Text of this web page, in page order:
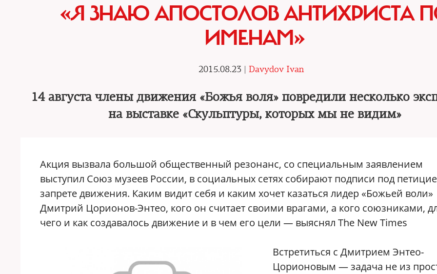
«Я ЗНАЮ АПОСТОЛОВ АНТИХРИСТА
ИМЕНАМ»
2015.08.23 | Davydov Ivan
14 августа члены движения «Божья воля» повредили несколько
на выставке «Скульптуры, которых мы не видим»
Акция вызвала большой общественный резонанс, со специальным заявлением
выступил Союз музеев России, в социальных сетях собирают подписи под
запрете движения. Каким видит себя и каким хочет казаться лидер «Божьей воли»
Дмитрий Цорионов-Энтео, кого он считает своими врагами, а кого союзниками,
чего и как создавалось движение и в чем его цели — выяснял The New Times
Встретиться с Дмитрием Энтео-
Цорионовым — задача не из